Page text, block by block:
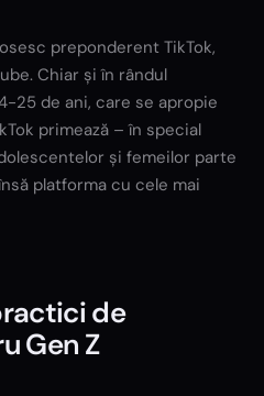
preponderent TikTok,
Chiar și în rândul
25 de ani, care se apropie
primează – în special
și femeilor parte
platforma cu cele mai
de
Gen Z